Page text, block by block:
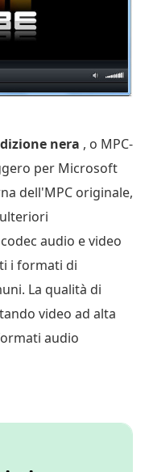
nera , o MPC-
per Microsoft
dell'MPC originale,
audio e video
i formati di
La qualità di
video ad alta
audio